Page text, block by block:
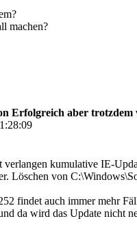
machen?
Erfolgreich aber trotzdem
verlangen kumulative IE-
Löschen von
findet auch immer mehr
da wird das Update nicht